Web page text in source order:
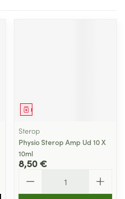
Médicament
Sterop
Physio Sterop Amp Ud 10 X
10ml
8,50 €